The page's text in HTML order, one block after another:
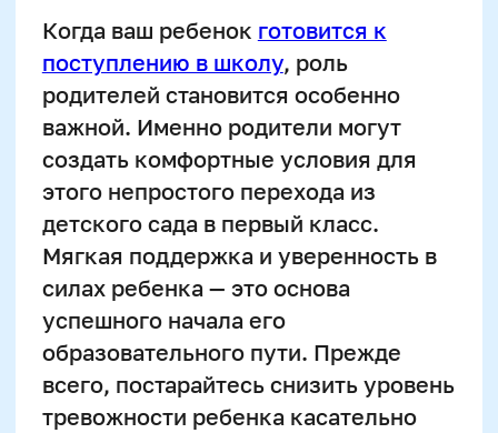
нового этапа жизни: обсуждайте с
ним, как будет проходить день в
школе, какие новые знакомства и
открытия ждут его там.
Активное участие родителей в жизни
ребенка в первые школьные года
позволяет удерживать его учебный
интерес на высоком уровне.
Регулярный диалог с учителями о
текущем прогрессе ребенка
помогает прогнозировать и
проблемы в обучении. Такая
поддержка укрепляет у ребенка
желание учиться, делает его более
уверенным и независимым в
образовательном процессе.